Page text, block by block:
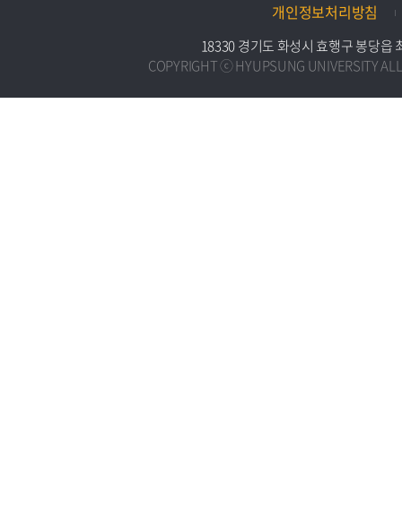
개인정보처리방침
18330 경기도 화성시 효행구 봉당읍
COPYRIGHT ⓒ HYUPSUNG UNIVERSITY